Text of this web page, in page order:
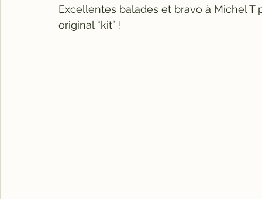
Excellentes balades et bravo à Michel
original “kit” !